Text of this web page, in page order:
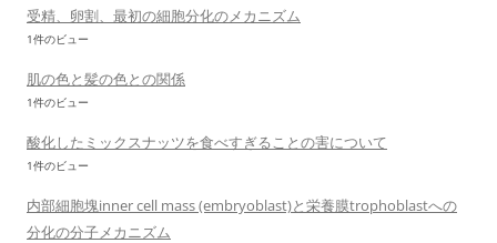
受精、卵割、最初の細胞分化のメカニズム
1件のビュー
肌の色と髪の色との関係
1件のビュー
酸化したミックスナッツを食べすぎることの害について
1件のビュー
内部細胞塊inner cell mass (embryoblast)と栄養膜trophoblastへの
分化の分子メカニズム